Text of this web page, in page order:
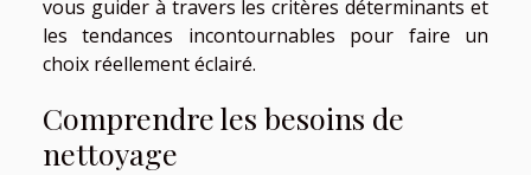
vous guider à travers les critères déterminants et
les tendances incontournables pour faire un
choix réellement éclairé.
Comprendre les besoins de
nettoyage